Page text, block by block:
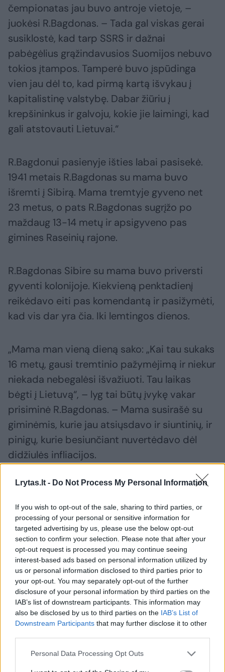
Lrytas.lt - Do Not Process My Personal Information
If you wish to opt-out of the sale, sharing to third parties, or
processing of your personal or sensitive information for
targeted advertising by us, please use the below opt-out
section to confirm your selection. Please note that after your
opt-out request is processed you may continue seeing
interest-based ads based on personal information utilized by
us or personal information disclosed to third parties prior to
your opt-out. You may separately opt-out of the further
disclosure of your personal information by third parties on the
IAB’s list of downstream participants. This information may
also be disclosed by us to third parties on the IAB’s List of
Downstream Participants that may further disclose it to other
Personal Data Processing Opt Outs
čempionatas jau buvo antroje vietoje, –
juokėsi R.Bagdonas. – Tada gal viskas gerai
susiklostė, kad tarp SSRS ir dažnai
pabėgėlius grąžindavusios Suomijos nebuvo
tokios įtampos. Tamperė buvo įspūdinga
vien jau dėl to, kad pirmą kartą išvykau į
kapitalistinę valstybę. Dabar žiūriu į
krepšininkus ir galvoju, kokie jie laimingi, kad
gali atstovauti Lietuvai.“
R.Bagdonui pasienyje išties labai pasisekė.
1941 metais R.Bagdonas su mama buvo
išremti į Sibirą. Mama tremtyje gyveno net
23 metus, o pats R.Bagdonas sugrįžo po
maždaug 13-14 metų ir apsigyveno pas
gimines Raseinių rajone.
R.Bagdonas Sibire su mama buvo priversti
gyventi kolonijoje. Kiekvieną penktadienį
reikėdavo eiti pas komendantą ir pasižymėti,
kad vis dar yra čia. Iki lemtingos dienos.
„Mama man vieną dieną sako: „Kai tau sukaks
16 metų, gausi tremtinio pažymėjimą ir niekur
niekada nebegalėsi išvažiuoti. Tau laikas
bėgti į Lietuvą“, – lyg tai būtų įvykę vakar
prisiminė R.Bagdonas. – Mama susirašė su
giminėmis, kurie jau atsiųsdavo ir siuntinių, ir
pinigų, kurie besiunčiant nuvertėdavo dėl
didžiulės infliacijos.
Ta kelionė man truko beveik 3 mėnesius.